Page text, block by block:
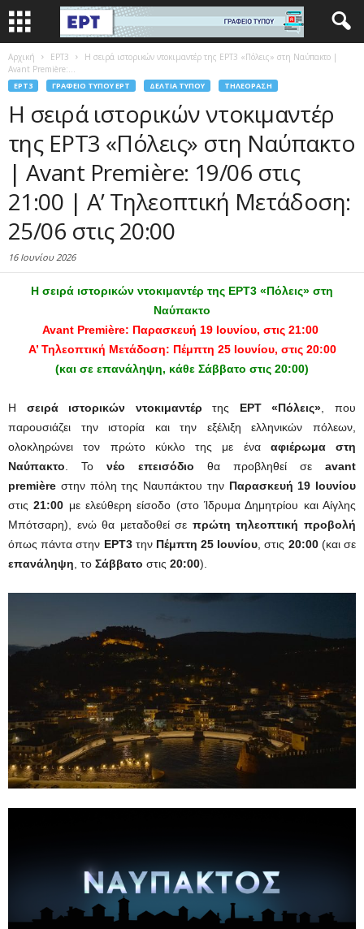
Αρχική EΡΤ3
H σειρά ιστορικών ντοκιμαντέρ της ΕΡΤ3 «Πόλεις» στη Ναύπακτο |
Avant Première:...
EΡΤ3 ΓΡΑΦΕΊΟ ΤΎΠΟΥ ΕΡΤ ΔΕΛΤΊΑ ΤΎΠΟΥ ΤΗΛΕΌΡΑΣΗ
H σειρά ιστορικών ντοκιμαντέρ
της ΕΡΤ3 «Πόλεις» στη Ναύπακτο
| Avant Première: 19/06 στις
21:00 | Α’ Τηλεοπτική Μετάδοση:
25/06 στις 20:00
16 Ιουνίου 2026
H σειρά ιστορικών ντοκιμαντέρ της ΕΡΤ3 «Πόλεις» στη
Ναύπακτο
Avant Première: Παρασκευή 19 Ιουνίου, στις 21:00
Α’ Τηλεοπτική Μετάδοση: Πέμπτη 25 Ιουνίου, στις 20:00
(και σε επανάληψη, κάθε Σάββατο στις 20:00)
Η σειρά ιστορικών ντοκιμαντέρ της ΕΡΤ «Πόλεις» , που
παρουσιάζει την ιστορία και την εξέλιξη ελληνικών πόλεων,
ολοκληρώνει τον πρώτο κύκλο της με ένα αφιέρωμα στη
Ναύπακτο . Το νέο επεισόδιο θα προβληθεί σε avant
première στην πόλη της Ναυπάκτου την Παρασκευή 19 Ιουνίου
στις21:00 με ελεύθερη είσοδο (στο Ίδρυμα Δημητρίου και Αίγλης
Μπότσαρη), ενώ θα μεταδοθεί σε πρώτη τηλεοπτική προβολή
όπως πάντα στην ΕΡΤ3 την Πέμπτη 25 Ιουνίου , στις 20:00 (και σε
επανάληψη , το Σάββατο στις 20:00).